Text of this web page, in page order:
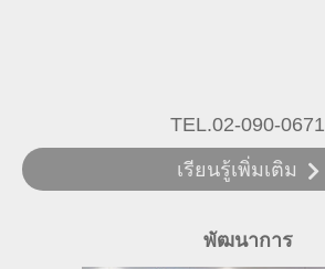
TEL.02-090-0671
เรียนรู้เพิ่มเติม
พัฒนาการ